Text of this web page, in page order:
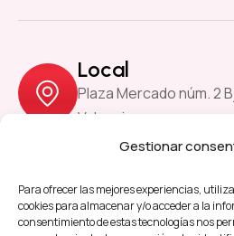
Gestionar
Para ofrecer las mejores experiencias,
cookies para almacenar y/o acceder a la
consentimiento de estas tecnologías nos
Local
Plaza Mercado núm. 2
Valencia